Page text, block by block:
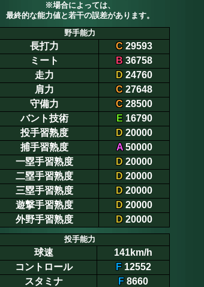
※場合によっては、
最終的な能力値と若干の誤差があります。
野手能力
長打力 C 29593
ミート
B 36758
走力
D 24760
肩力
C 27648
守備力
C 28500
バント技術
E16790
投手習熟度
D 20000
捕手習熟度
A50000
一塁手習熟度
D 20000
二塁手習熟度
D 20000
三塁手習熟度
D 20000
遊撃手習熟度
D 20000
外野手習熟度
D 20000
投手能力
球速
141km/h
コントロール
F12552
スタミナ
F 8660